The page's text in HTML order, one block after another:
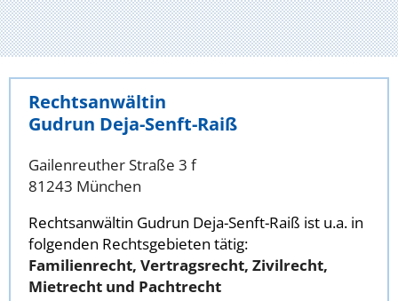
Rechtsanwältin
Gudrun Deja-Senft-Raiß
Gailenreuther Straße 3 f
81243 München
Rechtsanwältin Gudrun Deja-Senft-Raiß ist u.a. in
folgenden Rechtsgebieten tätig:
Familienrecht, Vertragsrecht, Zivilrecht,
Mietrecht und Pachtrecht